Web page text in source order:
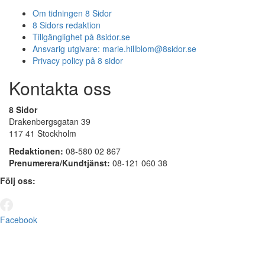
Om tidningen 8 Sidor
8 Sidors redaktion
Tillgänglighet på 8sidor.se
Ansvarig utgivare: marie.hillblom@8sidor.se
Privacy policy på 8 sidor
Kontakta oss
8 Sidor
Drakenbergsgatan 39
117 41 Stockholm
Redaktionen: 08-580 02 867
Prenumerera/Kundtjänst: 08-121 060 38
Följ oss:
Facebook